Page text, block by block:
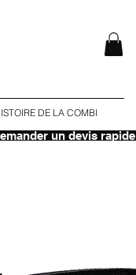
DE LA COMBI
un devis rapide